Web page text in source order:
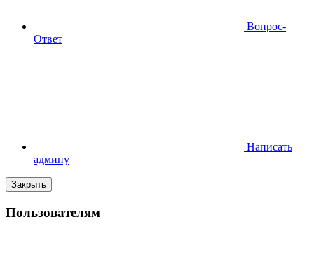
Вопрос-
Ответ
Написать
админу
Закрыть
Пользователям